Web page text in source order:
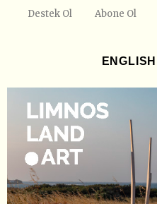
Destek Ol Abone Ol